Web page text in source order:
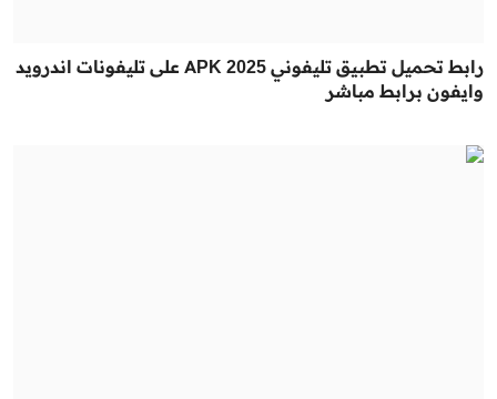
رابط تحميل تطبيق تليفوني 2025 APK على تليفونات اندرويد
وايفون برابط مباشر